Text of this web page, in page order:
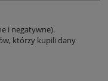
i negatywne).
którzy kupili dany